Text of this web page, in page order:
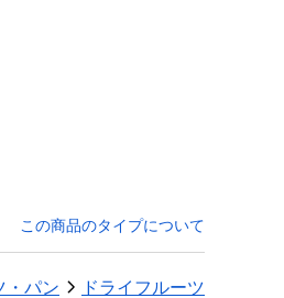
この商品のタイプについて
・パン ドライフルーツ